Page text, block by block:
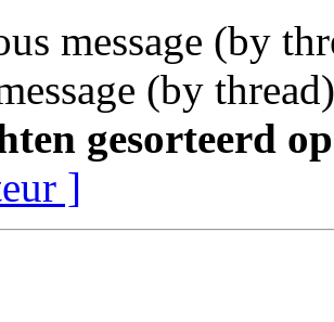
message (by
(by
gesorteerd
]